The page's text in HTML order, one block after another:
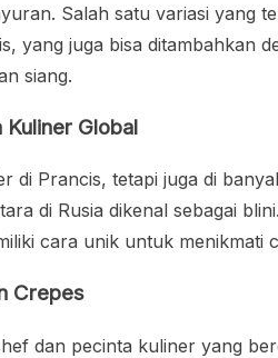
Salah satu variasi yang
yang juga bisa ditambahkan
siang.
Global
di Prancis, tetapi juga di
di Rusia dikenal sebagai
cara unik untuk
Crepes
dan pecinta kuliner yang